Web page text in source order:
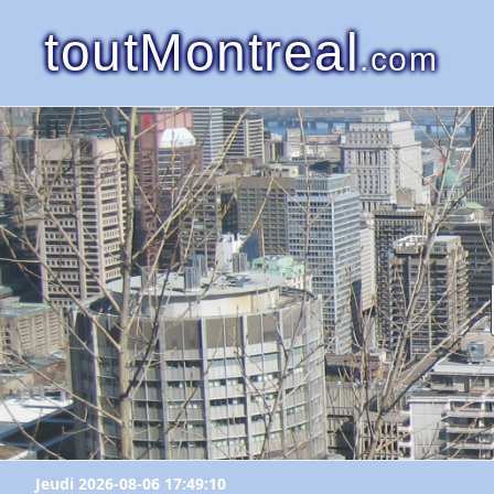
toutMontreal.com
Jeudi 2026-08-06 17:49:10